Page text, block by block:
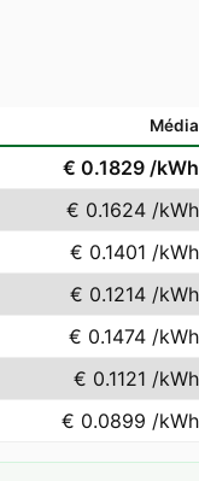
Média
€ 0.1829 /kWh
€ 0.1624 /kWh
€ 0.1401 /kWh
€ 0.1214 /kWh
€ 0.1474 /kWh
€ 0.1121 /kWh
€ 0.0899 /kWh